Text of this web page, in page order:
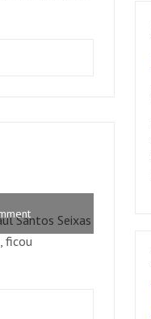
Santos Seixas
ficou